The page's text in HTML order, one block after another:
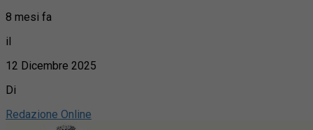
8 mesi fa
il
12 Dicembre 2025
Di
Redazione Online